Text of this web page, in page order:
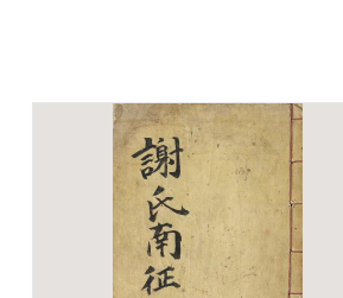
설명
“정조”와 “정약용”이 동시에 포함된 자료를 검